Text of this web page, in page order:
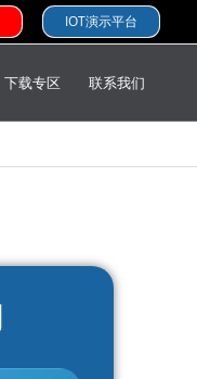
IOT演示平台
下载专区 联系我们